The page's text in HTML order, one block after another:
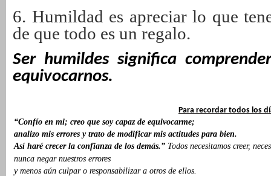
6. Humildad es apreciar lo que
de que todo es un regalo.
Ser humildes significa
equivocarnos.
Para recordar todos los
“Confío en mi; creo que soy capaz de equivocarme;
analizo mis errores y trato de modificar mis actitudes para bien.
Así haré crecer la confianza de los demás.” Todos necesitamos creer,
nunca negar nuestros errores
y menos aún culpar o responsabilizar a otros de ellos.